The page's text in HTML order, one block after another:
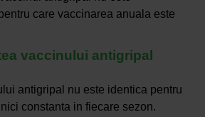
care vaccinarea anuala este
vaccinului antigripal
antigripal nu este identica pentru
constanta in fiecare sezon.